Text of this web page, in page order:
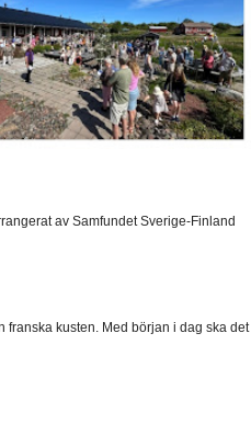
av Samfundet Sverige-Finland
franska kusten. Med början i dag ska det